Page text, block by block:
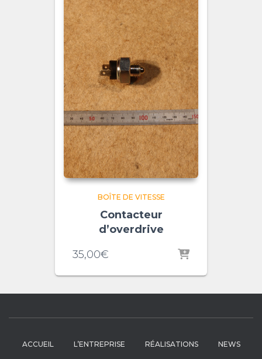
BOÎTE DE VITESSE
Contacteur
d’overdrive
35,00€
ACCUEIL L’ENTREPRISE RÉALISATIONS NEWS